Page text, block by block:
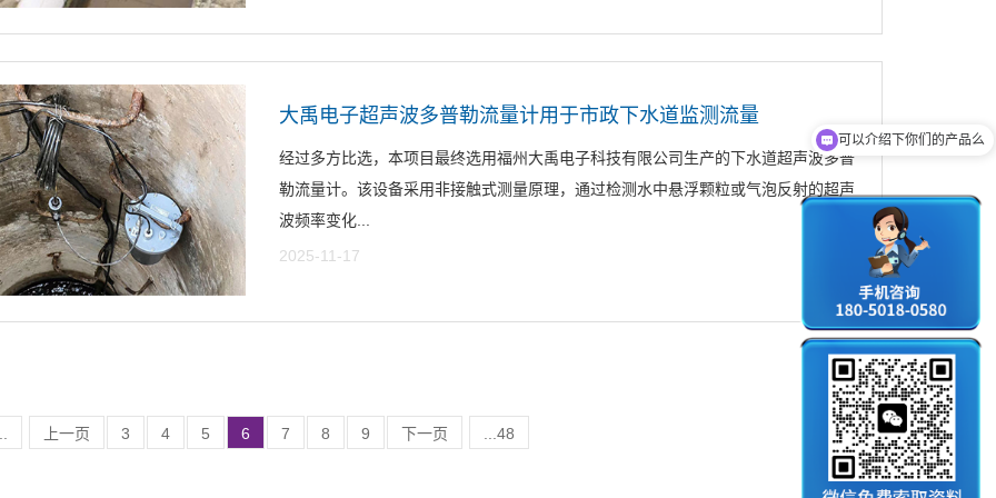
大禹电子超声波多普勒流量计用于市政下水道监测流量
经过多方比选，本项目最终选用福州大禹电子科技有限公司生产的下水道超声波多普
勒流量计​。该设备采用非接触式测量原理，通过检测水中悬浮颗粒或气泡反射的超声
波频率变化...
2025-11-17
上一页 3 4 5 6 7 8 9 下一页 ...48
可以介绍下你们的产品么
你们是怎么收费的呢